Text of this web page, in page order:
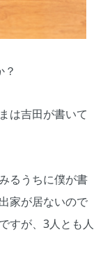
は吉田が書いて
るうちに僕が書
家が居ないので
すが、3人とも人